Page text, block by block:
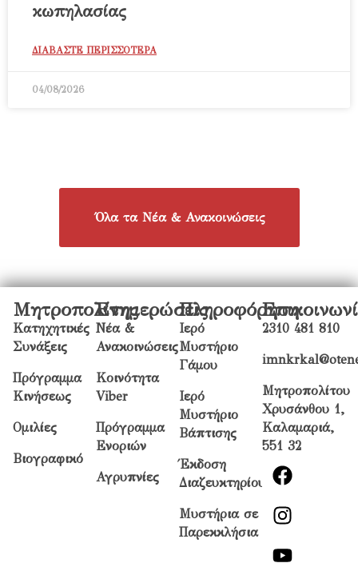
κωπηλασίας
ΔΙΑΒΑΣΤΕ ΠΕΡΙΣΣΟΤΕΡΑ
04/08/2026
Όλα τα Νέα & Ανακοινώσεις
Μητροπολίτης
Κατηχητικές
Συνάξεις
Πρόγραμμα
Κινήσεως
Ομιλίες
Βιογραφικό
Ενημερώσεις
Νέα &
Ανακοινώσεις
Κοινότητα
Viber
Πρόγραμμα
Ενοριών
Αγρυπνίες
Πληροφόρηση
Ιερό
Μυστήριο
Γάμου
Ιερό
Μυστήριο
Βάπτισης
Έκδοση
Διαζευκτηρίου
Μυστήρια σε
Παρεκκλήσια
2310 481 810
Μητροπολίτου
Χρυσάνθου 1,
Καλαμαριά,
551 32